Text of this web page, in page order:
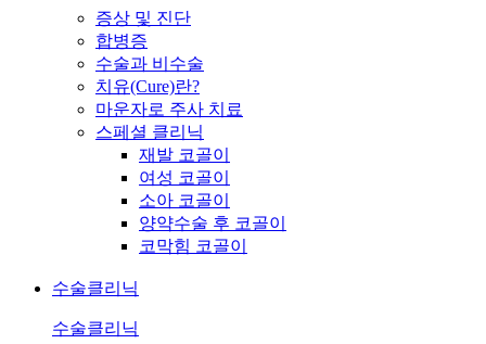
증상 및 진단
합병증
수술과 비수술
치유(Cure)란?
마운자로 주사 치료
스페셜 클리닉
재발 코골이
여성 코골이
소아 코골이
양약수술 후 코골이
코막힘 코골이
수술클리닉
수술클리닉